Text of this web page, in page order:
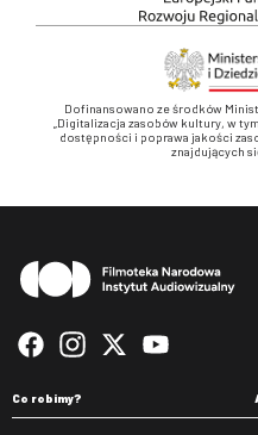
Dofinansowano ze środków
„Digitalizacja zasobów kultury, w
dostępności i poprawa jakości
znajdujących
Co robimy?